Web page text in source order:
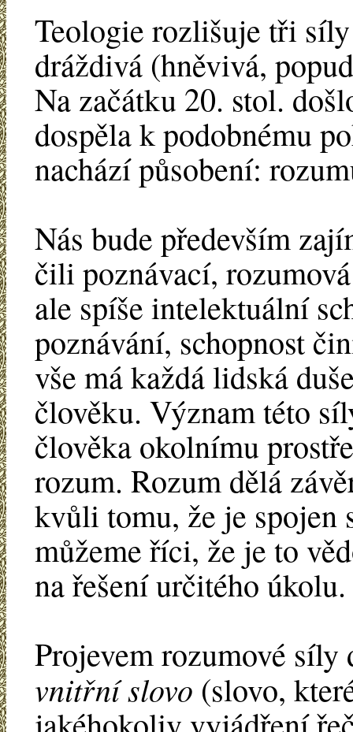
Teologie rozlišuje tři
dráždivá (hněvivá,
Na začátku 20. stol.
dospěla k podobnému
nachází působení:
Nás bude především
čili poznávací,
ale spíše intelektuální
poznávání, schopnost
vše má každá lidská
člověku. Význam této
člověka okolnímu
rozum. Rozum dělá
kvůli tomu, že je spojen
můžeme říci, že je to
na řešení určitého úkolu.
Projevem rozumové
vnitřní slovo (slovo,
jakéhokoliv vyjádření